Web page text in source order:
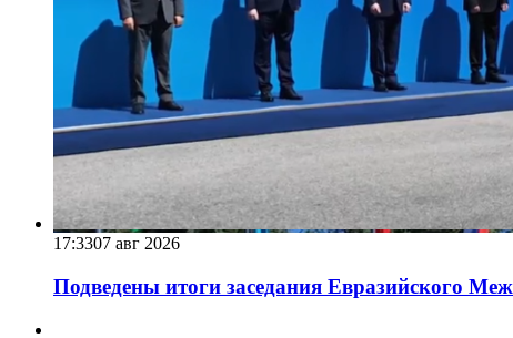
17:3307 авг 2026
Подведены итоги заседания Евразийского